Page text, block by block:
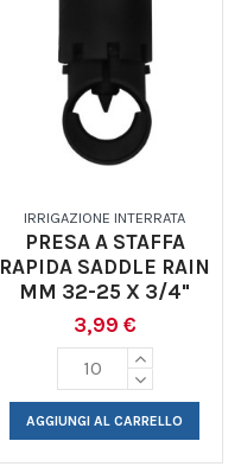
IRRIGAZIONE INTERRATA
PRESA A STAFFA
RAPIDA SADDLE RAIN
MM 32-25 X 3/4"
3,99 €
AGGIUNGI AL CARRELLO